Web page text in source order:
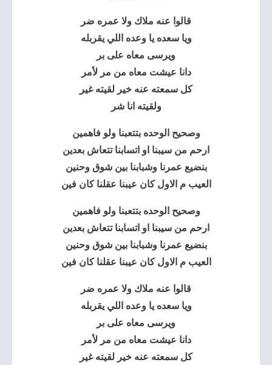
قالوا عنه ملاك ولا عمره ضر
ويا سعده يا وعده اللي يقربله
ويرسى معاه على بر
دانا عيشت معاه من مر لأمر
كل سمعته عنه خير لقيته غير
ولقيته انا شر
وصحيح الوحده بتتعبنا ولو فاهمين
ارحم من سيبنا او اتسابنا تتعاش بعدين
بنضيع عمرنا وشبابنا بين شوق وحنين
العيب م الاول كان عيبنا عقلنا كان فين
وصحيح الوحده بتتعبنا ولو فاهمين
ارحم من سيبنا او اتسابنا تتعاش بعدين
بنضيع عمرنا وشبابنا بين شوق وحنين
العيب م الاول كان عيبنا عقلنا كان فين
قالوا عنه ملاك ولا عمره ضر
ويا سعده يا وعده اللي يقربله
ويرسى معاه على بر
دانا عيشت معاه من مر لأمر
كل سمعته عنه خير لقيته غير